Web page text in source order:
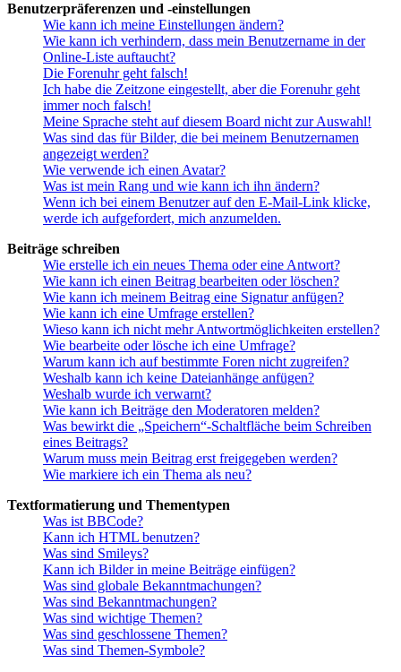
Benutzerpräferenzen und -einstellungen
Wie kann ich meine Einstellungen ändern?
Wie kann ich verhindern, dass mein Benutzername in der
Online-Liste auftaucht?
Die Forenuhr geht falsch!
Ich habe die Zeitzone eingestellt, aber die Forenuhr geht
immer noch falsch!
Meine Sprache steht auf diesem Board nicht zur Auswahl!
Was sind das für Bilder, die bei meinem Benutzernamen
angezeigt werden?
Wie verwende ich einen Avatar?
Was ist mein Rang und wie kann ich ihn ändern?
Wenn ich bei einem Benutzer auf den E-Mail-Link klicke,
werde ich aufgefordert, mich anzumelden.
Beiträge schreiben
Wie erstelle ich ein neues Thema oder eine Antwort?
Wie kann ich einen Beitrag bearbeiten oder löschen?
Wie kann ich meinem Beitrag eine Signatur anfügen?
Wie kann ich eine Umfrage erstellen?
Wieso kann ich nicht mehr Antwortmöglichkeiten erstellen?
Wie bearbeite oder lösche ich eine Umfrage?
Warum kann ich auf bestimmte Foren nicht zugreifen?
Weshalb kann ich keine Dateianhänge anfügen?
Weshalb wurde ich verwarnt?
Wie kann ich Beiträge den Moderatoren melden?
Was bewirkt die „Speichern“-Schaltfläche beim Schreiben
eines Beitrags?
Warum muss mein Beitrag erst freigegeben werden?
Wie markiere ich ein Thema als neu?
Textformatierung und Thementypen
Was ist BBCode?
Kann ich HTML benutzen?
Was sind Smileys?
Kann ich Bilder in meine Beiträge einfügen?
Was sind globale Bekanntmachungen?
Was sind Bekanntmachungen?
Was sind wichtige Themen?
Was sind geschlossene Themen?
Was sind Themen-Symbole?